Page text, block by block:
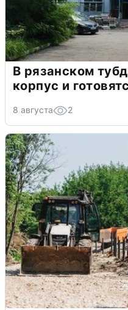
В рязанском
корпус и
8 августа 2